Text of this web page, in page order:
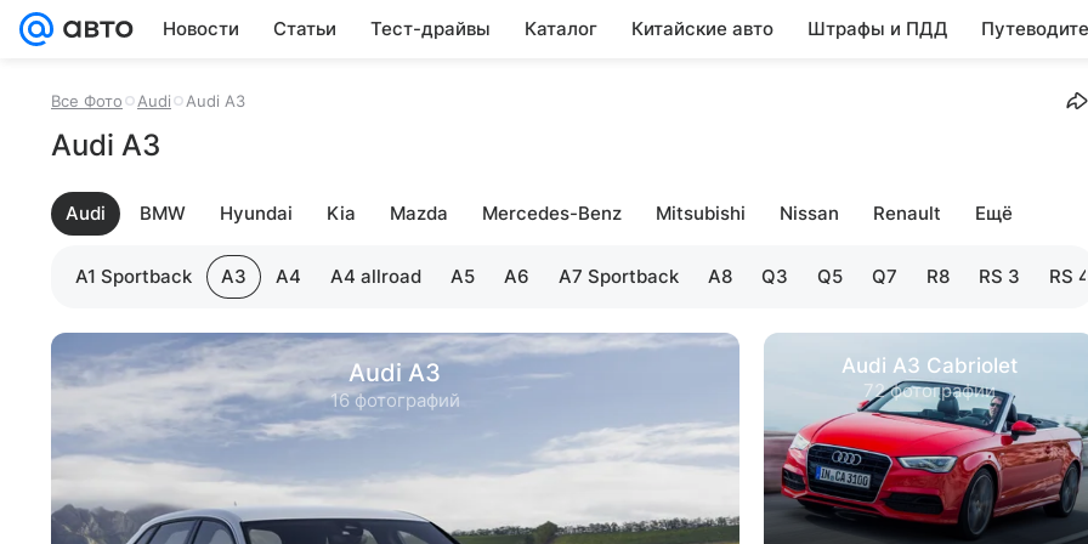
Новости Статьи Тест-драйвы Каталог Китайские авто Штрафы и ПДД
Все Фото Audi Audi A3
Audi A3
Audi BMW Hyundai Kia Mazda Mercedes-Benz Mitsubishi Nissan Renault Ещё
A1 Sportback A3 A4 A4 allroad A5 A6 A7 Sportback A8 Q3 Q5 Q7 R8 RS 3 RS 4
Audi A3
16 фотографий
Audi A3 Cabriolet
72 фотографии